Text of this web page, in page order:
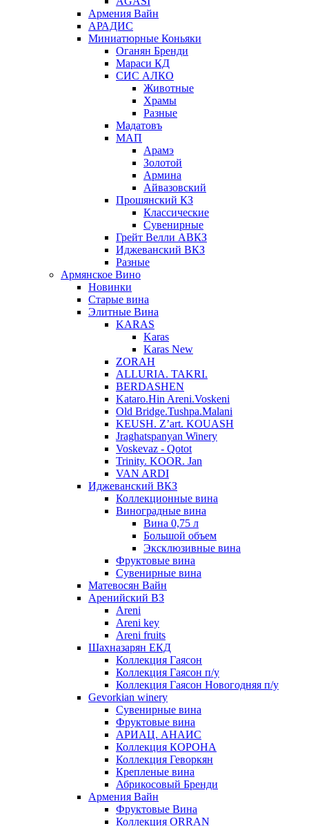
Армения Вайн
АРАДИС
Миниатюрные Коньяки
Оганян Бренди
Мараси КД
СИС АЛКО
Животные
Храмы
Разные
Мадатовъ
МАП
Арамэ
Золотой
Армина
Айвазовский
Прошянский КЗ
Классические
Сувенирные
Грейт Велли АВКЗ
Иджеванский ВКЗ
Разные
Армянское Вино
Новинки
Старые вина
Элитные Вина
KARAS
Karas
Karas New
ZORAH
ALLURIA. TAKRI.
BERDASHEN
Kataro.Hin Areni.Voskeni
Old Bridge.Tushpa.Malani
KEUSH. Z’art. KOUASH
Jraghatspanyan Winery
Voskevaz - Qotot
Trinity. KOOR. Jan
VAN ARDI
Иджеванский ВКЗ
Коллекционные вина
Виноградные вина
Вина 0,75 л
Большой объем
Эксклюзивные вина
Фруктовые вина
Cувенирные вина
Матевосян Вайн
Аренийский ВЗ
Areni
Areni key
Areni fruits
Шахназарян ЕКД
Коллекция Гаясон
Коллекция Гаясон п/у
Коллекция Гаясон Новогодняя п/у
Gevorkian winery
Сувенирные вина
Фруктовые вина
АРИАЦ. АНАИС
Коллекция КОРОНА
Коллекция Геворкян
Крепленые вина
Абрикосовый Бренди
Армения Вайн
Фруктовые Вина
Коллекция ORRAN